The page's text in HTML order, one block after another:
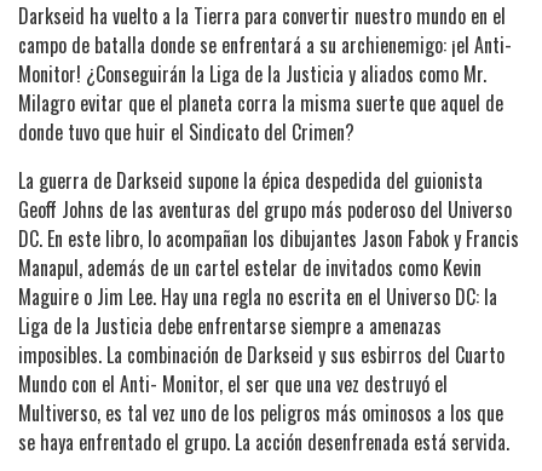
Darkseid ha vuelto a la Tierra para convertir nuestro mundo en el
campo de batalla donde se enfrentará a su archienemigo: ¡el Anti-
Monitor! ¿Conseguirán la Liga de la Justicia y aliados como Mr.
Milagro evitar que el planeta corra la misma suerte que aquel de
donde tuvo que huir el Sindicato del Crimen?
La guerra de Darkseid supone la épica despedida del guionista
Geoff Johns de las aventuras del grupo más poderoso del Universo
DC. En este libro, lo acompañan los dibujantes Jason Fabok y Francis
Manapul, además de un cartel estelar de invitados como Kevin
Maguire o Jim Lee. Hay una regla no escrita en el Universo DC: la
Liga de la Justicia debe enfrentarse siempre a amenazas
imposibles. La combinación de Darkseid y sus esbirros del Cuarto
Mundo con el Anti- Monitor, el ser que una vez destruyó el
Multiverso, es tal vez uno de los peligros más ominosos a los que
se haya enfrentado el grupo. La acción desenfrenada está servida.